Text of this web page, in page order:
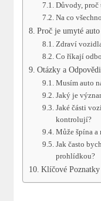
Důvody,
Na co
Proč je umyté
Zdraví
Co říkají
Otázky a Odpovědi
Musím auto
Jaký je
Jaké části
kontrolují?
Může špína
Jak často
prohlídkou?
Klíčové Poznatky